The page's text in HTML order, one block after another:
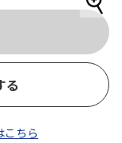
る
こちら